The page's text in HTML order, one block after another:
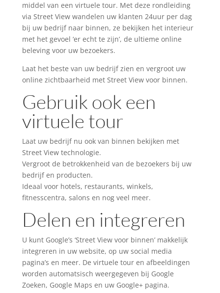
middel van een virtuele tour. Met deze rondleiding
via Street View wandelen uw klanten 24uur per dag
bij uw bedrijf naar binnen, ze bekijken het interieur
met het gevoel ‘er echt te zijn’, de ultieme online
beleving voor uw bezoekers.
Laat het beste van uw bedrijf zien en vergroot uw
online zichtbaarheid met Street View voor binnen.
Gebruik ook een
virtuele tour
Laat uw bedrijf nu ook van binnen bekijken met
Street View technologie.
Vergroot de betrokkenheid van de bezoekers bij uw
bedrijf en producten.
Ideaal voor hotels, restaurants, winkels,
fitnesscentra, salons en nog veel meer.
Delen en integreren
U kunt Google’s ‘Street View voor binnen’ makkelijk
integreren in uw website, op uw social media
pagina’s en meer. De virtuele tour en afbeeldingen
worden automatsisch weergegeven bij Google
Zoeken, Google Maps en uw Google+ pagina.